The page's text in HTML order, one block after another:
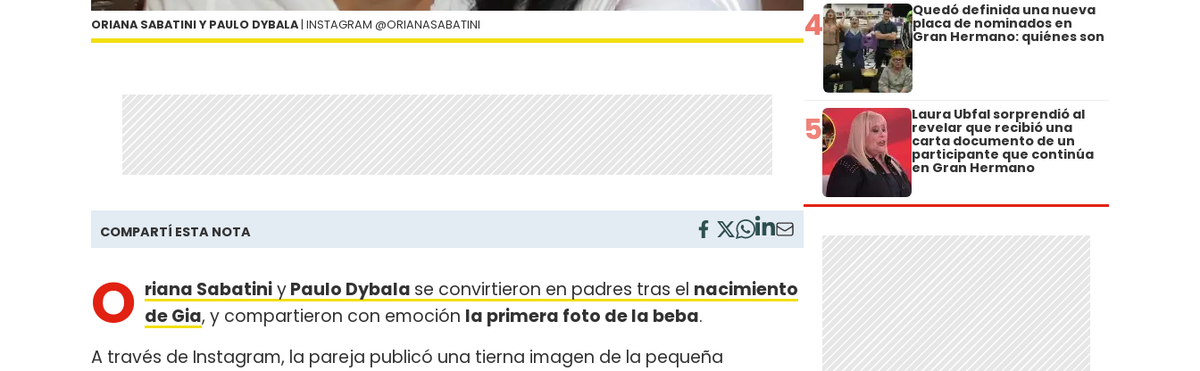
ORIANA SABATINI Y PAULO DYBALA | INSTAGRAM @ORIANASABATINI
COMPARTÍ ESTA NOTA
O riana SabatiniyPaulo Dybala se convirtieron en padres tras el nacimiento
de Gia, y compartieron con emoción la primera foto de la beba.
A través de Instagram, la pareja publicó una tierna imagen de la pequeña
4 Quedó definida una nueva
placa de nominados en
Gran Hermano: quiénes son
5 Laura Ubfal sorprendió al
revelar que recibió una
carta documento de un
participante que continúa
en Gran Hermano